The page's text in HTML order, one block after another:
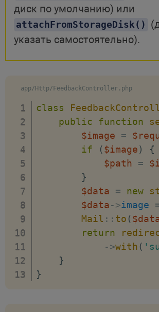
диск по умолчанию) или
attachFromStorageDisk()
указать самостоятельно).
app/Http/FeedbackController.php
class
public
function
$image
=
if
($image) {
$path
=
}
$data
= new
$data->image
Mail :: to (
return
->with (
}
}